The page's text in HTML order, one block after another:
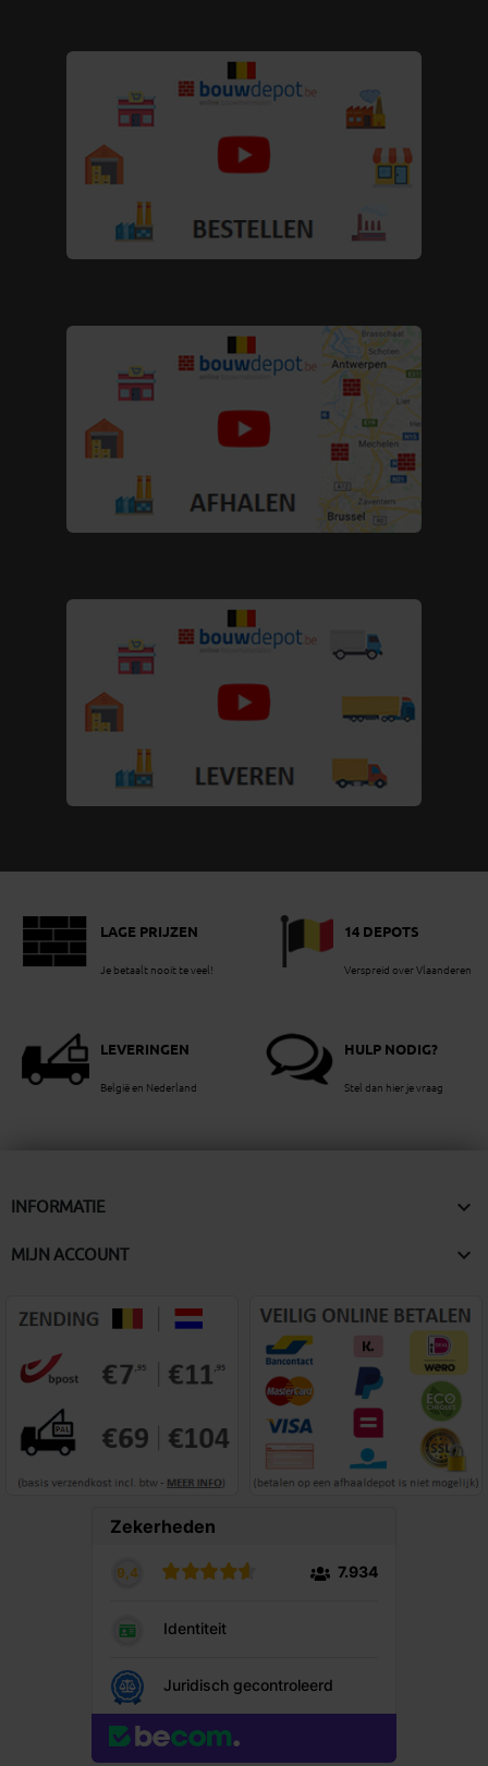
LAGE PRIJZEN
Je betaalt nooit te veel!
14 DEPOTS
Verspreid over Vlaanderen
LEVERINGEN
België en Nederland
HULP NODIG?
Stel dan hier je vraag
INFORMATIE 
MIJN ACCOUNT 